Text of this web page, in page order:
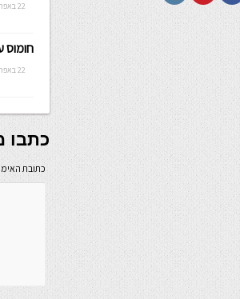
22 באפריל 2018
חומוס
22 באפריל 2018
כתבו
כתובת